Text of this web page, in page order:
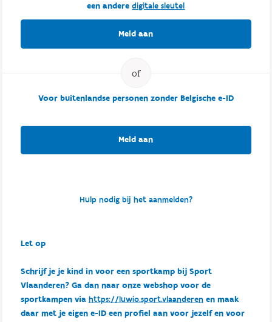
een anderedigitale sleutel
Meld aan
Voor buitenlandse personen zonder Belgische e-ID
Meld aan
Hulp nodig bij het aanmelden?
Let op
Schrijf je je kind in voor een sportkamp bij Sport
Vlaanderen? Ga dan naar onze webshop voor de
sportkampen via https://luwio.sport.vlaanderenen maak
daar met je eigen e-ID een profiel aan voor jezelf en voor